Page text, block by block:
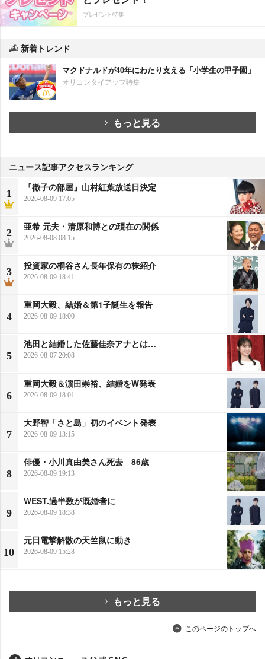
プレゼント特集
新着トレンド
マクドナルドが40年にわたり支える「小学生の甲子園」
オリコンタイアップ特集
もっと見る
ニュース記事アクセスランキング
1
『徹子の部屋』山村紅葉放送日決定
2026-08-09 17:05
2
亜希 元夫・清原和博との現在の関係
2026-08-08 08:15
3
投資家の桐谷さん長年保有の株紹介
2026-08-09 18:41
4
重岡大毅、結婚＆第1子誕生を報告
2026-08-09 18:00
5
池田と結婚した佐藤佳奈アナとは…
2026-08-07 20:08
6
重岡大毅＆濵田崇裕、結婚をW発表
2026-08-09 18:01
7
大野智「さと島」初のイベント発表
2026-08-09 13:15
8
俳優・小川真由美さん死去 86歳
2026-08-09 19:13
9
WEST.過半数が既婚者に
2026-08-09 18:38
10
元日電撃解散の天竺鼠に動き
2026-08-09 15:28
もっと見る
このページのトップへ